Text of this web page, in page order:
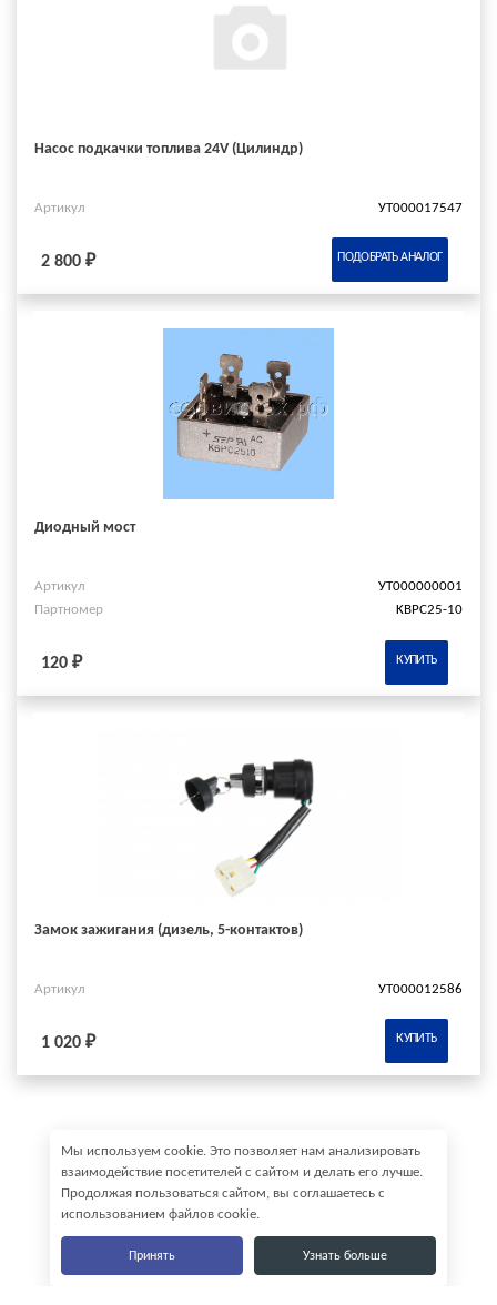
Насос подкачки топлива 24V (Цилиндр)
Артикул УТ000017547
2 800 ₽ ПОДОБРАТЬ АНАЛОГ
Диодный мост
Артикул
УТ000000001
Партномер
KBPC25-10
120 ₽ КУПИТЬ
Замок зажигания (дизель, 5-контактов)
Артикул УТ000012586
1 020 ₽ КУПИТЬ
Мы используем cookie. Это позволяет нам анализировать
взаимодействие посетителей с сайтом и делать его лучше.
Продолжая пользоваться сайтом, вы соглашаетесь с
использованием файлов cookie.
Принять Узнать больше